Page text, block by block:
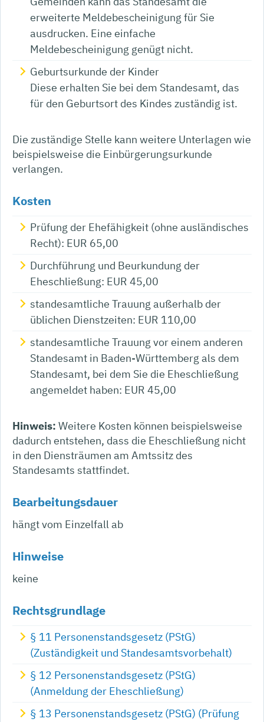
erweiterte Meldebescheinigung für Sie
ausdrucken. Eine einfache
Meldebescheinigung genügt nicht.
Geburtsurkunde der Kinder
Diese erhalten Sie bei dem Standesamt, das
für den Geburtsort des Kindes zuständig ist.
Die zuständige Stelle kann weitere Unterlagen wie
beispielsweise die Einbürgerungsurkunde
verlangen.
Kosten
Prüfung der Ehefähigkeit (ohne ausländisches
Recht): EUR 65,00
Durchführung und Beurkundung der
Eheschließung: EUR 45,00
standesamtliche Trauung außerhalb der
üblichen Dienstzeiten: EUR 110,00
standesamtliche Trauung vor einem anderen
Standesamt in Baden-Württemberg als dem
Standesamt, bei dem Sie die Eheschließung
angemeldet haben: EUR 45,00
Hinweis: Weitere Kosten können beispielsweise
dadurch entstehen, dass die Eheschließung nicht
in den Diensträumen am Amtssitz des
Standesamts stattfindet.
Bearbeitungsdauer
hängt vom Einzelfall ab
Hinweise
keine
Rechtsgrundlage
§ 11 Personenstandsgesetz (PStG)
(Zuständigkeit und Standesamtsvorbehalt)
§ 12 Personenstandsgesetz (PStG)
(Anmeldung der Eheschließung)
§ 13 Personenstandsgesetz (PStG) (Prüfung